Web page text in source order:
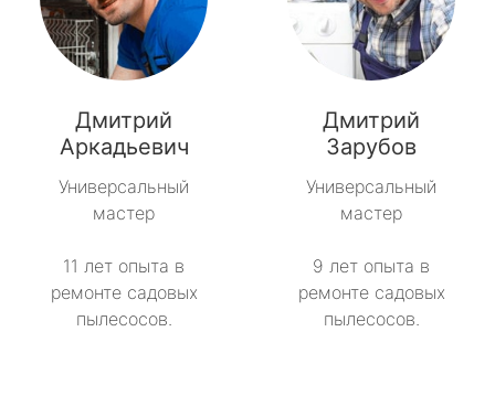
Дмитрий
Аркадьевич
Универсальный
мастер
11 лет опыта в
ремонте садовых
пылесосов.
Дмитрий
Зарубов
Универсальный
мастер
9 лет опыта в
ремонте садовых
пылесосов.